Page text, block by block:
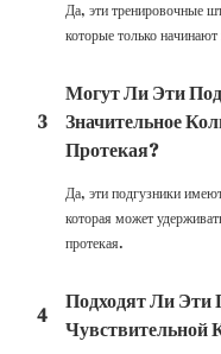
Да, эти тренировочные
которые только
3
Могут Ли Эти
Значительное
Протекая?
Да, эти подгузники
которая может
протекая.
4
Подходят Ли Эти
Чувствительной